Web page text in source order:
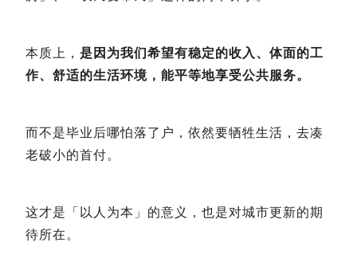
本质上， 是因为我们希望有稳定的收入、体面的工
作、舒适的生活环境，能平等地享受公共服务。
而不是毕业后哪怕落了户，依然要牺牲生活，去凑
老破小的首付。
这才是「以人为本」的意义，也是对城市更新的期
待所在。